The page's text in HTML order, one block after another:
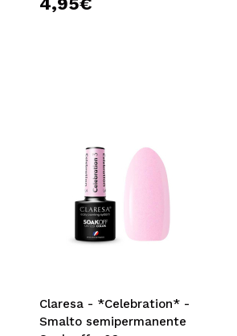
Claresa - *Celebration* -
Smalto semipermanente